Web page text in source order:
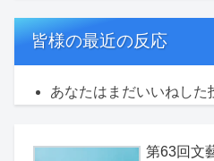
皆様の最近の反応
あなたはまだいいねした
第63回文